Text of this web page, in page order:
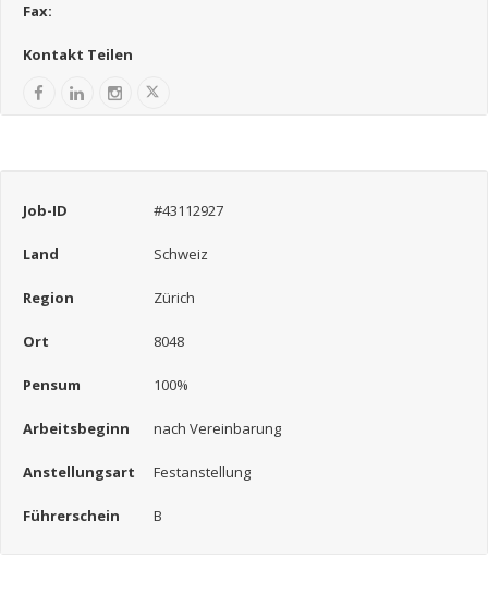
Fax:
Kontakt Teilen
Job-ID #43112927
Land Schweiz
Region Zürich
Ort 8048
Pensum 100%
Arbeitsbeginn nach Vereinbarung
Anstellungsart Festanstellung
Führerschein B